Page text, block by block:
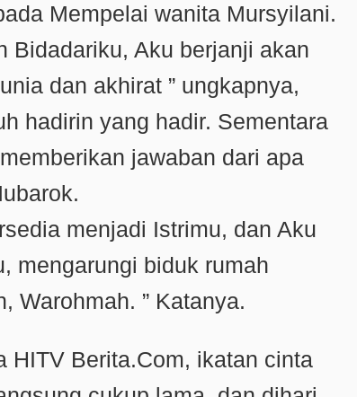
Mempelai wanita Mursyilani.
Bidadariku, Aku berjanji akan
dan akhirat ” ungkapnya,
hadirin yang hadir. Sementara
jawaban dari apa
menjadi Istrimu, dan Aku
mengarungi biduk rumah
Warohmah. ” Katanya.
HITV Berita.Com, ikatan cinta